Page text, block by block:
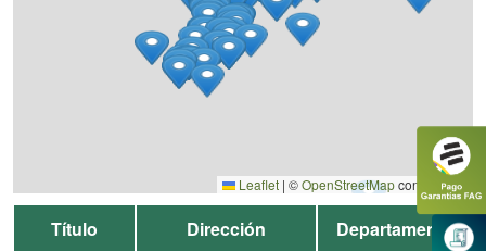
Leaflet | ©OpenStreetMapcontributors
Título Dirección Departamento